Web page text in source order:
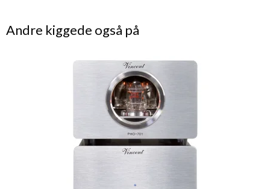
Andre kiggede også på